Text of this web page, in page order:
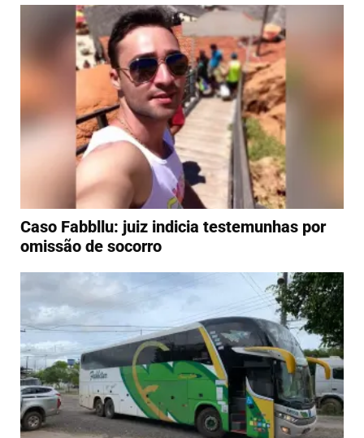
Caso Fabbllu: juiz indicia testemunhas por
omissão de socorro